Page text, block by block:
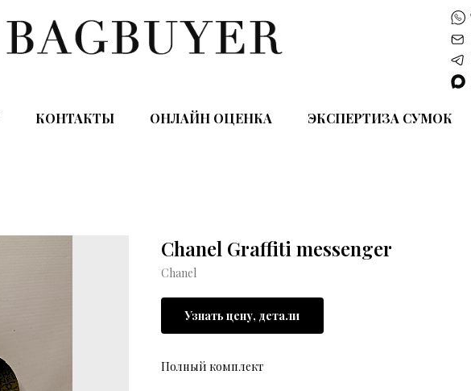
КОНТАКТЫ ОНЛАЙН ОЦЕНКА ЭКСПЕРТИЗА СУМОК
Chanel Graffiti messenger
Chanel
Узнать цену, детали
Полный комплект